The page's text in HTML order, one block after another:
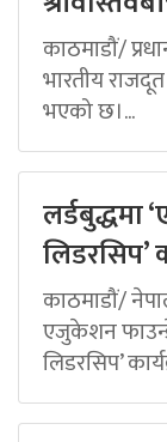
काठमाडौं/
भारतीय राजदूत
भएको छ।...
लर्डबुद्धमा
लिडरसिप’
काठमाडौं/
एजुकेशन
लिडरसिप’